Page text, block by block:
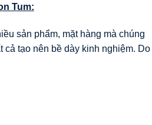
Tum:
sản phẩm, mặt hàng mà chúng
cả tạo nên bề dày kinh nghiệm. Do